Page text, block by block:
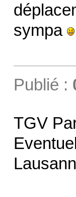
sympa
Publié :
TGV